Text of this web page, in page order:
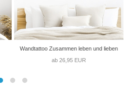
Wandtattoo Zusammen leben und lieben
ab 26,95 EUR